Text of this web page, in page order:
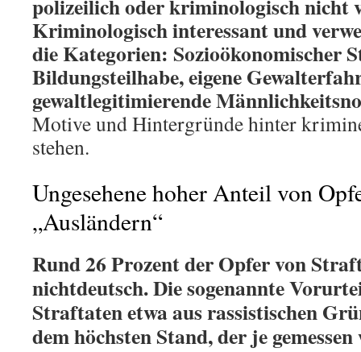
polizeilich oder kriminologisch nicht
Kriminologisch interessant und
die Kategorien: Sozioökonomischer
Bildungsteilhabe, eigene
gewaltlegitimierende
Motive und Hintergründe hinter
stehen.
Ungesehene hoher Anteil von
„Ausländern“
Rund 26 Prozent der Opfer von
nichtdeutsch. Die sogenannte
Straftaten etwa aus rassistischen
dem höchsten Stand, der je